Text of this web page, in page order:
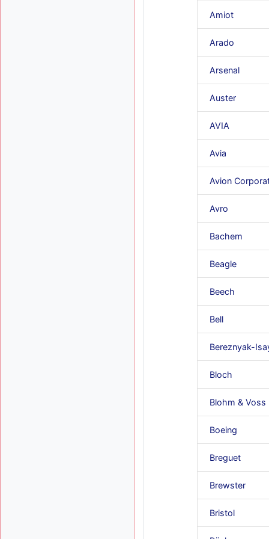
Amiot
Arado
Arsenal
Auster
AVIA
Avia
Avion
Avro
Bachem
Beagle
Beech
Bell
Bereznyak-
Bloch
Blohm & Voss
Boeing
Breguet
Brewster
Bristol